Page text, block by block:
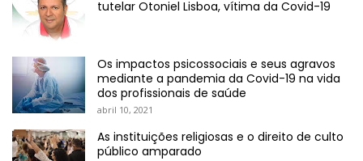
tutelar Otoniel Lisboa, vítima da Covid-19
Os impactos psicossociais e seus agravos
mediante a pandemia da Covid-19 na vida
dos profissionais de saúde
abril 10, 2021
As instituições religiosas e o direito de culto
público amparado